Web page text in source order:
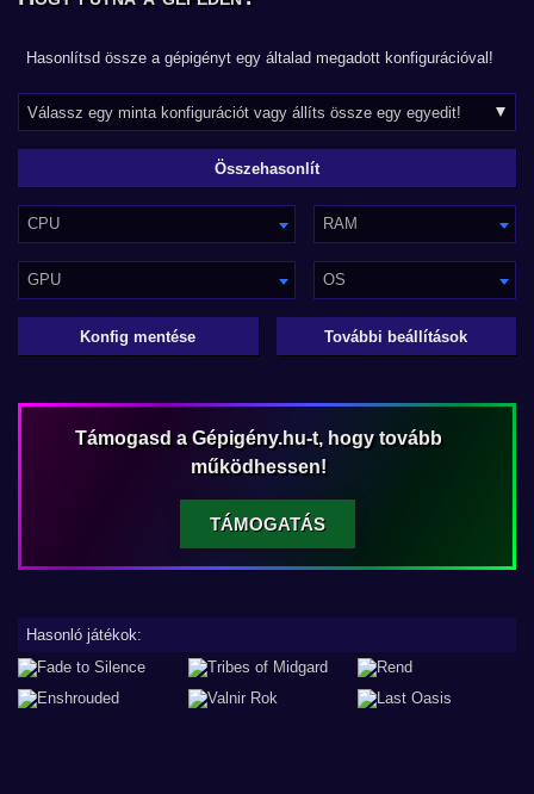
Hasonlítsd össze a gépigényt egy általad megadott konfigurációval!
CPU RAM
GPU OS
Konfig mentése További beállítások
Támogasd a Gépigény.hu-t, hogy tovább
működhessen!
TÁMOGATÁS
Hasonló játékok: